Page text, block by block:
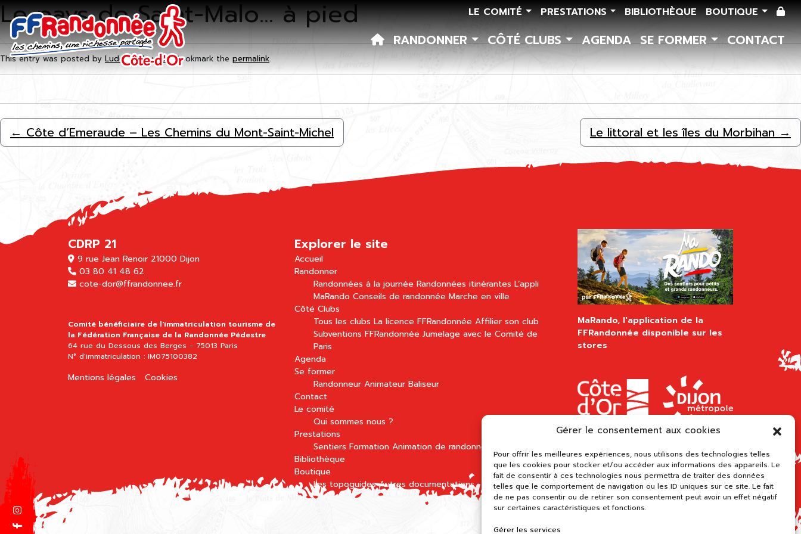
Gérer le consentement aux cookies
Pour offrir les meilleures expériences, nous utilisons des technologies telles
que les cookies pour stocker et/ou accéder aux informations des appareils. Le
fait de consentir à ces technologies nous permettra de traiter des données
telles que le comportement de navigation ou les ID uniques sur ce site. Le fait
de ne pas consentir ou de retirer son consentement peut avoir un effet négatif
sur certaines caractéristiques et fonctions.
Gérer les services
Skip to main content LE COMITÉ PRESTATIONS BIBLIOTHÈQUE BOUTIQUE
RANDONNER CÔTÉ CLUBS AGENDA SE FORMER CONTACT
Le pays de Saint-Malo… à pied
This entry was posted byLudovic Maugras. Bookmark thepermalink.
← Côte d’Emeraude – Les Chemins du Mont-Saint-Michel Le littoral et les îles du Morbihan →
CDRP 21
9 rue Jean Renoir 21000 Dijon
03 80 41 48 62
cote-dor@ffrandonnee.fr
Comité bénéficiaire de l'immatriculation tourisme de
la Fédération Française de la Randonnée Pédestre
64 rue du Dessous des Berges - 75013 Paris
N° d'immatriculation : IM075100382
Mentions légales Cookies
Explorer le site
Accueil
Randonner
Randonnées à la journée Randonnées itinérantes L’appli
MaRando Conseils de randonnée Marche en ville
Côté Clubs
Tous les clubs La licence FFRandonnée Affilier son club
Subventions FFRandonnée Jumelage avec le Comité de
Paris
Agenda
Se former
Randonneur Animateur Baliseur
Contact
Le comité
Qui sommes nous ?
Prestations
Sentiers Formation Animation de randonnées
Bibliothèque
Boutique
Les topoguides Autres documentations
MaRando, l'application de la
FFRandonnée disponible sur les
stores